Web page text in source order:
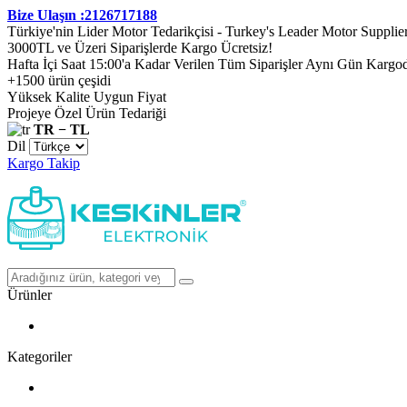
Bize Ulaşın :2126717188
Türkiye'nin Lider Motor Tedarikçisi - Turkey's Leader Motor
3000TL ve Üzeri Siparişlerde Kargo Ücretsiz!
Hafta İçi Saat 15:00'a Kadar Verilen Tüm Siparişler Aynı Gün
+1500 ürün çeşidi
Yüksek Kalite Uygun Fiyat
Projeye Özel Ürün Tedariği
TR − TL
Dil
Kargo Takip
Ürünler
Kategoriler